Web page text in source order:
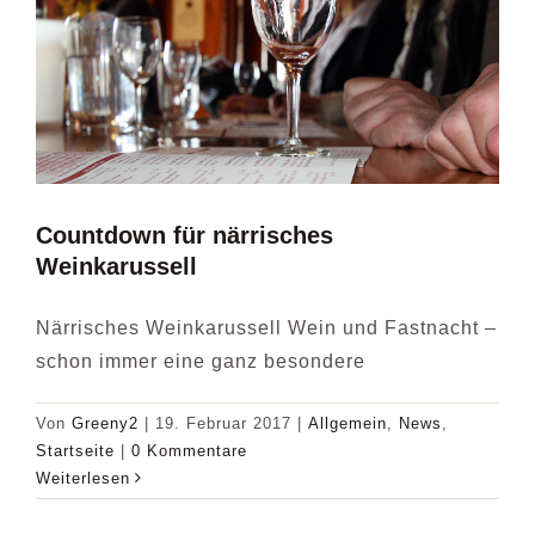
VERANSTALTUNGEN
DIE AKTIVEN
Countdown für närrisches
Weinkarussell
Närrisches Weinkarussell Wein und Fastnacht –
schon immer eine ganz besondere
Von Greeny2 19. Februar 2017 Allgemein News
Startseite
0 Kommentare
Weiterlesen